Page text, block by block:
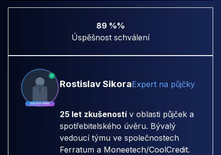
89 %%
Úspěšnost schválení
Rostislav SikoraExpert na půjčky
25 let zkušenostív oblasti půjček a
spotřebitelského úvěru. Bývalý
vedoucí týmu ve společnostech
Ferratum a Moneetech/CoolCredit.